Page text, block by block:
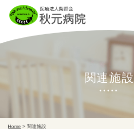
関連施設
Home > 関連施設